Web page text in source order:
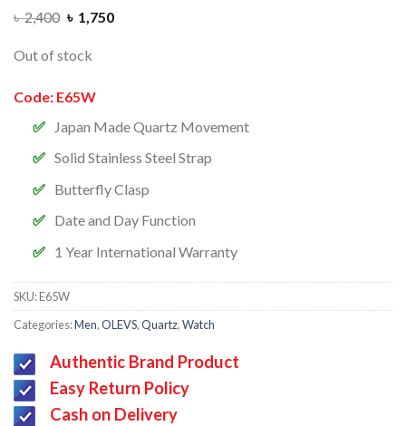
৳2,400 ৳ 1,750
Out of stock
Code: E65W
Japan Made Quartz Movement
Solid Stainless Steel Strap
Butterfly Clasp
Date and Day Function
1 Year International Warranty
SKU:E65W
Categories:Men,OLEVS,Quartz,Watch
Authentic Brand Product
Easy Return Policy
Cash on Delivery